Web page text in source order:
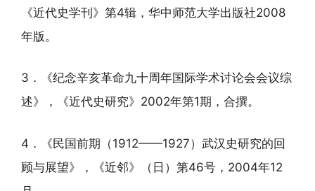
《近代史学刊》第4辑，华中师范大学出版社2008
年版。
3．《纪念辛亥革命九十周年国际学术讨论会会议综
述》，《近代史研究》2002年第1期，合撰。
4．《民国前期（1912——1927）武汉史研究的回
顾与展望》，《近邻》（日）第46号，2004年12